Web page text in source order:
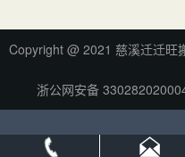
Copyright @ 2021 慈溪迁迁旺
浙公网安备